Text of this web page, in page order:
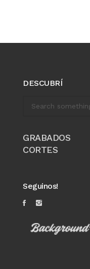
DESCUBRÍ
GRABADOS
CORTES
Seguinos!